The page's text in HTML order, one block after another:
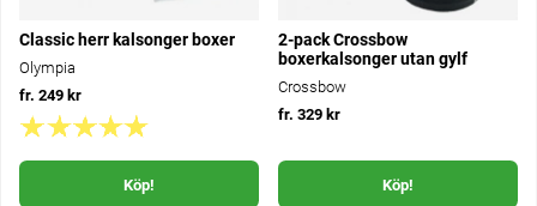
Classic herr kalsonger boxer
Olympia
fr. 249 kr
Köp!
2-pack Crossbow
boxerkalsonger utan gylf
Crossbow
fr. 329 kr
Köp!